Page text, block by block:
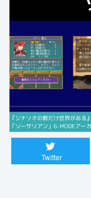
Twitter